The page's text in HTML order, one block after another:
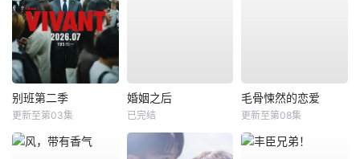
别班第二季
更新至第03集
婚姻之后
已完结
毛骨悚然的恋爱
更新至第08集